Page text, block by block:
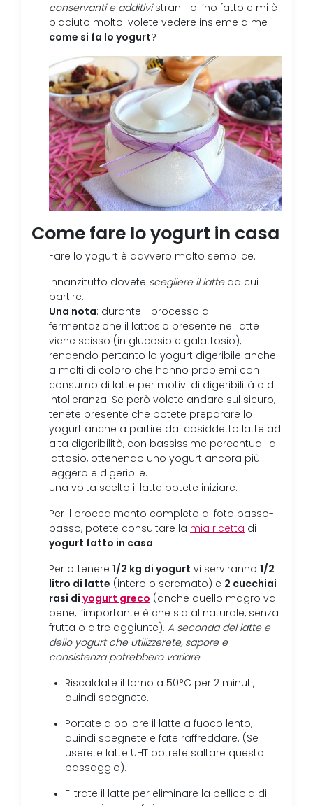
conservanti e additivistrani. Io l’ho fatto e mi è
piaciuto molto: volete vedere insieme a me
come si fa lo yogurt?
Come fare lo yogurt in casa
Fare lo yogurt è davvero molto semplice.
Innanzitutto dovete scegliere il latteda cui
partire.
Una nota: durante il processo di
fermentazione il lattosio presente nel latte
viene scisso (in glucosio e galattosio),
rendendo pertanto lo yogurt digeribile anche
a molti di coloro che hanno problemi con il
consumo di latte per motivi di digeribilità o di
intolleranza. Se però volete andare sul sicuro,
tenete presente che potete preparare lo
yogurt anche a partire dal cosiddetto latte ad
alta digeribilità, con bassissime percentuali di
lattosio, ottenendo uno yogurt ancora più
leggero e digeribile.
Una volta scelto il latte potete iniziare.
Per il procedimento completo di foto passo-
passo, potete consultare la mia ricetta di
yogurt fatto in casa.
Per ottenere 1/2 kg di yogurt vi serviranno 1/2
litro di latte (intero o scremato) e 2 cucchiai
rasi di yogurt greco (anche quello magro va
bene, l’importante è che sia al naturale, senza
frutta o altre aggiunte). A seconda del latte e
dello yogurt che utilizzerete, sapore e
consistenza potrebbero variare.
Riscaldate il forno a 50°C per 2 minuti,
quindi spegnete.
Portate a bollore il latte a fuoco lento,
quindi spegnete e fate raffreddare. (Se
userete latte UHT potrete saltare questo
passaggio).
Filtrate il latte per eliminare la pellicola di